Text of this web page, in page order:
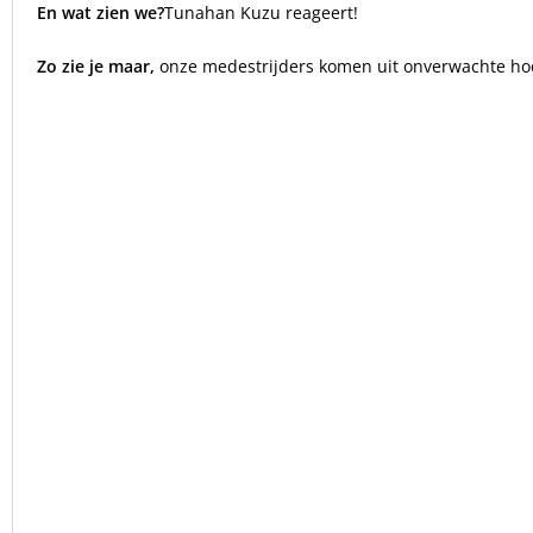
En wat zien we?Tunahan Kuzu reageert!
Zo zie je maar, onze medestrijders komen uit onverwachte